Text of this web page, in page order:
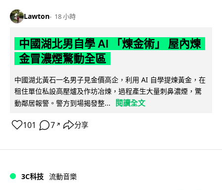
Lawton 18 小時
中國湖北男自學 AI 「煉金術」 屋內煉
金冒濃煙驚動全區
中國湖北黃石一名男子見金價高企，利用 AI 自學提煉黃金，在
租住單位私設高壓爐及作坊冶煉，過程產生大量刺鼻濃煙，驚
動鄰居報警。警方到場揭發整...
閱讀全文
101 7 ↗ 分享
3C科技 流動音樂